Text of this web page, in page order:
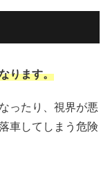
ります。
ったり、視界が悪
車してしまう危険